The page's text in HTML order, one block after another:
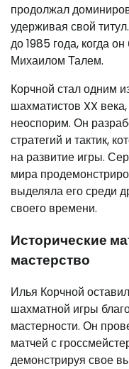
продолжал
удерживая свой
до 1985 года, когда
Михаилом Талем.
Корчной стал одним
шахматистов XX
неоспорим. Он
стратегий и тактик,
на развитие игры.
мира
выделяла его среди
своего времени.
Исторические
мастерство
Илья Корчной
шахматной игры
мастерности. Он
матчей с
демонстрируя свое